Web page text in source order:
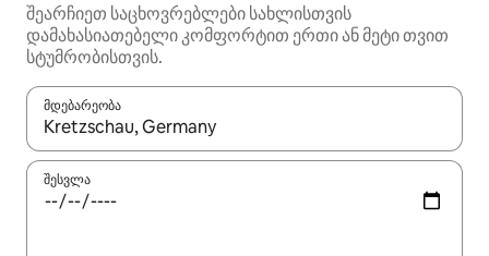
შეარჩიეთ საცხოვრებლები სახლისთვის
დამახასიათებელი კომფორტით ერთი ან მეტი თვით
სტუმრობისთვის.
მდებარეობა
როცა შედეგები ხელმისაწვდომი გახდება, ნავიგაციისთვის
შესვლა